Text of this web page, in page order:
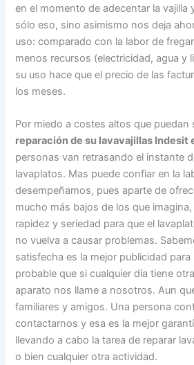
en el momento de adecentar la vajilla
sólo eso, sino asimismo nos deja
uso: comparado con la labor de
menos recursos (electricidad, agua y
su uso hace que el precio de las
los meses.
Por miedo a costes altos que puedan
reparación de su lavavajillas Indesit
personas van retrasando el instante
lavaplatos. Mas puede confiar en la
desempeñamos, pues aparte de
mucho más bajos de los que
rapidez y seriedad para que el
no vuelva a causar problemas.
satisfecha es la mejor publicidad
probable que si cualquier día tiene
aparato nos llame a nosotros. Aun
familiares y amigos. Una persona
contactarnos y esa es la mejor
llevando a cabo la tarea de reparar
o bien cualquier otra actividad.